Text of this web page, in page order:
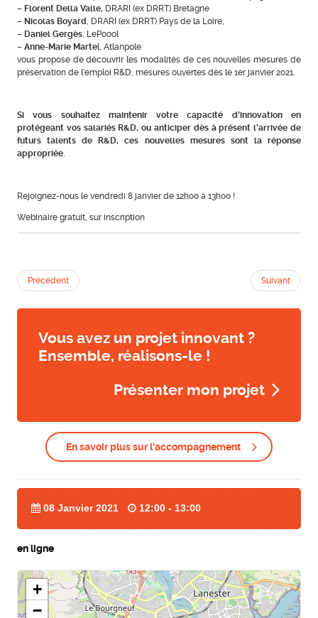
– Florent Della Valle, DRARI (ex DRRT) Bretagne
– Nicolas Boyard , DRARI (ex DRRT) Pays de la Loire,
– Daniel Gergès, LePoool
– Anne-Marie Martel, Atlanpole
vous propose de découvrir les modalités de ces nouvelles mesures de
préservation de l’emploi R&D, mesures ouvertes dès le 1er janvier 2021.
Si vous souhaitez maintenir votre capacité d’innovation en
protégeant vos salariés R&D, ou anticiper dès à présent l’arrivée de
futurs talents de R&D, ces nouvelles mesures sont la réponse
appropriée.
Rejoignez-nous le vendredi 8 janvier de 12h00 à 13h00 !
Webinaire gratuit, sur inscription
Précédent Suivant
Vous avez un projet innovant ?
Ensemble, réalisons-le !
Présenter mon projet
En savoir plus sur l'accompagnement
08 Janvier 2021 12:00 - 13:00
en ligne
+
−